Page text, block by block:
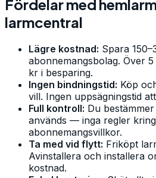
Fördelar med
larmcentral
Lägre kostnad: Spara
abonnemangsbolag. Över
kr i besparing.
Ingen bindningstid: Köp
vill. Ingen uppsägningstid
Full kontroll: Du
används — inga regler
abonnemangsvillkor.
Ta med vid flytt: Friköpt
Avinstallera och installera
kostnad.